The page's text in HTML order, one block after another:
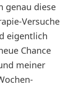
genau diese
Versuche
eigentlich
Chance
meiner